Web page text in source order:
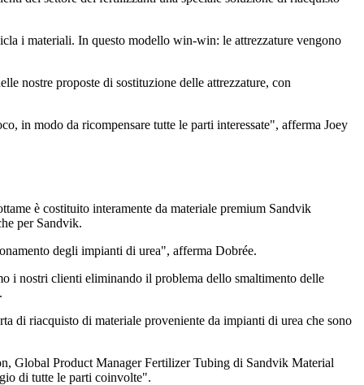
i materiali. In questo modello win-win: le attrezzature vengono
nostre proposte di sostituzione delle attrezzature, con
in modo da ricompensare tutte le parti interessate", afferma Joey
è costituito interamente da materiale premium Sandvik
per Sandvik.
degli impianti di urea", afferma Dobrée.
i nostri clienti eliminando il problema dello smaltimento delle
di riacquisto di materiale proveniente da impianti di urea che sono
Global Product Manager Fertilizer Tubing di Sandvik Material
di tutte le parti coinvolte".